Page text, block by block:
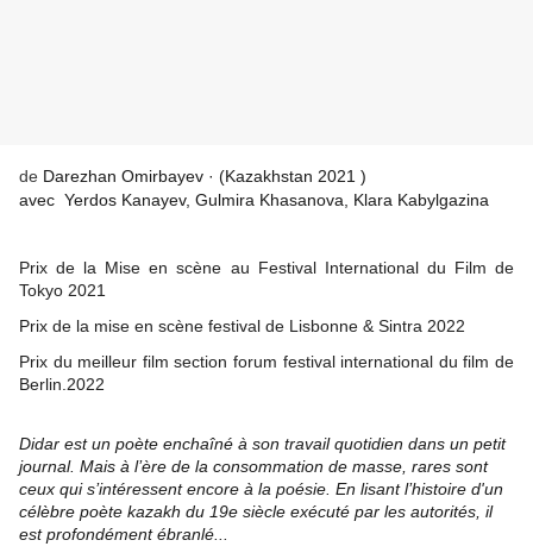
de Darezhan Omirbayev · (Kazakhstan 2021 )
avec Yerdos Kanayev, Gulmira Khasanova Klara Kabylgazina
Prix de la Mise en scène au Festival International du Film de
Tokyo 2021
Prix de la mise en scène festival de Lisbonne & Sintra 2022
Prix du meilleur film section forum festival international du film de
Berlin.2022
Didar est un poète enchaîné à son travail quotidien dans un petit
journal. Mais à l’ère de la consommation de masse, rares sont
ceux qui s’intéressent encore à la poésie. En lisant l’histoire d'un
célèbre poète kazakh du 19e siècle exécuté par les autorités, il
est profondément ébranlé...